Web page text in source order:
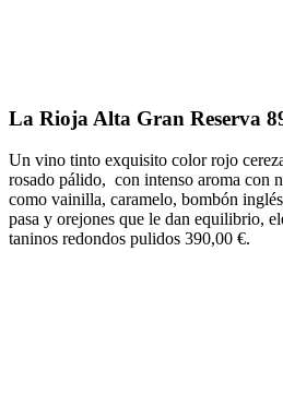
La Rioja Alta Gran Reserva
Un vino tinto exquisito color rojo
rosado pálido, con intenso aroma con
como vainilla, caramelo, bombón
pasa y orejones que le dan equilibrio,
taninos redondos pulidos 390,00 €.